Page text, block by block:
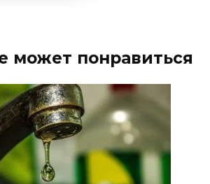
может понравиться